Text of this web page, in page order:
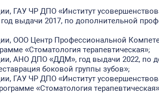
ГАУ ЧР ДПО «Институт
выдачи 2017, по дополнительной
ООО Центр Профессиональной
«Стоматология терапевтическая»;
АНО ДПО «ДДМ», год выдачи 2022, по
боковой группы зубов»;
ГАУ ЧР ДПО «Институт
«Стоматология